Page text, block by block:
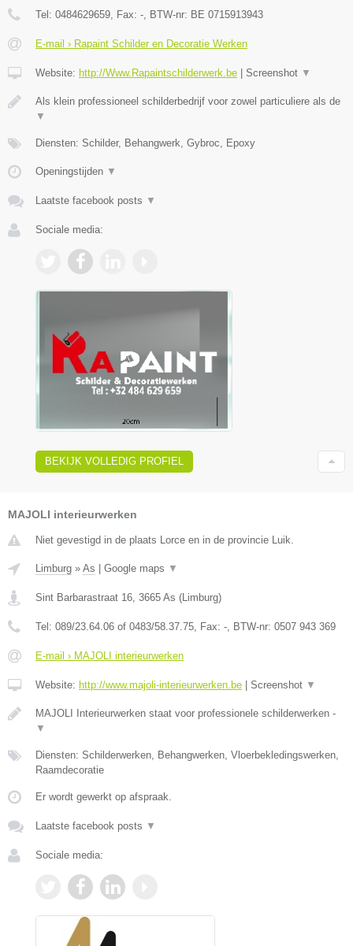
Tel: 0484629659 , Fax: - , BTW-nr: BE 0715913943
E-mail › Rapaint Schilder en Decoratie Werken
Website: http://Www.Rapaintschilderwerk.be | Screenshot ▼
Als klein professioneel schilderbedrijf voor zowel particuliere als de
▼
Diensten: Schilder, Behangwerk, Gybroc, Epoxy
Openingstijden ▼
Laatste facebook posts ▼
Sociale media:
BEKIJK VOLLEDIG PROFIEL
MAJOLI interieurwerken
Niet gevestigd in de plaats Lorce en in de provincie Luik.
Limburg » As Google maps ▼
Sint Barbarastraat 16, 3665 As (Limburg)
Tel: 089/23.64.06 of 0483/58.37.75, Fax: -, BTW-nr: 0507 943 369
E-mail › MAJOLI interieurwerken
Website: http://www.majoli-interieurwerken.be Screenshot ▼
MAJOLI Interieurwerken staat voor professionele schilderwerken -
▼
Diensten: Schilderwerken, Behangwerken, Vloerbekledingswerken,
Raamdecoratie
Er wordt gewerkt op afspraak.
Laatste facebook posts ▼
Sociale media: